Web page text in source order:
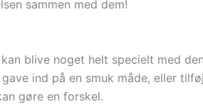
sammen med dem!
blive noget helt specielt med
ind på en smuk måde, eller
gøre en forskel.